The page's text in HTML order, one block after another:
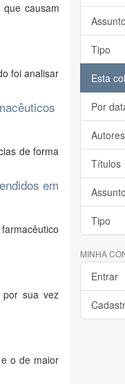
causam
foi analisar
de forma
em
por sua vez
o de maior
Tipo
Esta
Por
Autores
Títulos
Tipo
MINHA
Entrar